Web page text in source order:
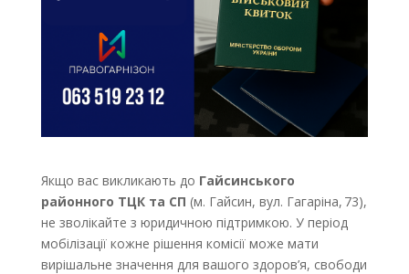
Якщо вас викликають до Гайсинського
районного ТЦК та СП (м. Гайсин, вул. Гагаріна, 73),
не зволікайте з юридичною підтримкою. У період
мобілізації кожне рішення комісії може мати
вирішальне значення для вашого здоров’я, свободи